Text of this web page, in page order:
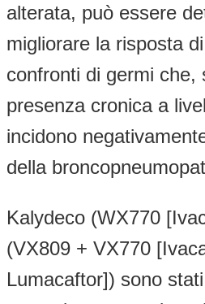
alterata, può essere
migliorare la risposta
confronti di germi che,
presenza cronica a
incidono
della
Kalydeco (WX770
(VX809 + VX770
Lumacaftor]) sono